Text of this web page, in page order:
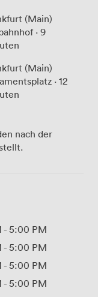
(Main)
· 9
(Main)
· 12
nach der
- 5:00 PM
- 5:00 PM
- 5:00 PM
- 5:00 PM